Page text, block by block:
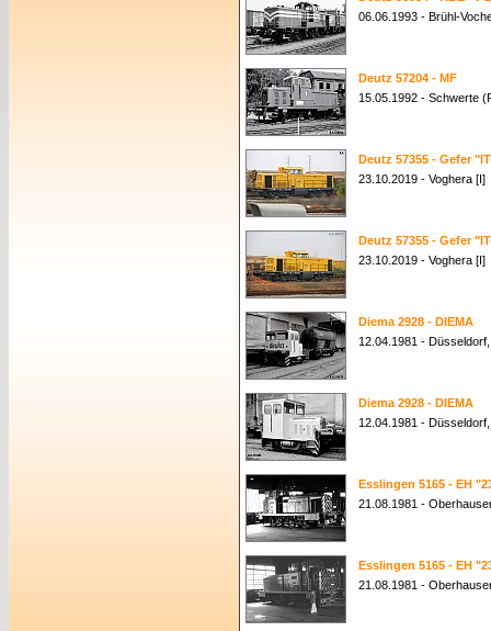
06.06.1993 - Brühl-
Deutz 57204 - MF
15.05.1992 - Schwerte
Deutz 57355 - Gefer
23.10.2019 - Voghera [I]
Deutz 57355 - Gefer
23.10.2019 - Voghera [I]
Diema 2928 - DIEMA
12.04.1981 -
Diema 2928 - DIEMA
12.04.1981 -
Esslingen 5165 - EH
21.08.1981 -
Esslingen 5165 - EH
21.08.1981 -